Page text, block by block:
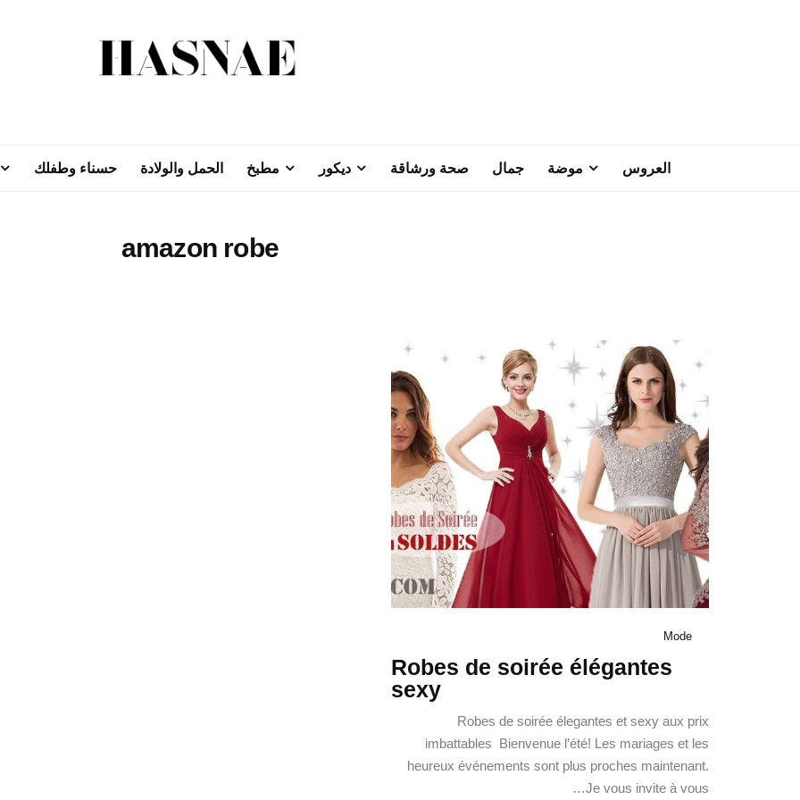
العروس موضة جمال صحة ورشاقة ديكور مطبخ الحمل والولادة حسناء وطفلك
amazon robe
Mode
Robes de soirée élégantes
sexy
Robes de soirée élegantes et sexy aux prix
imbattables Bienvenue l’été! Les mariages et les
heureux événements sont plus proches maintenant.
Je vous invite à vous…